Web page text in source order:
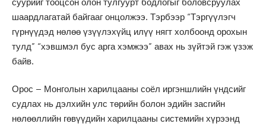
шаардлагатай байгааг онцолжээ. Тэрбээр “Тэргүүлэгч
гүрнүүдэд нөлөө үзүүлэхүйц илүү нягт холбоонд орохын
тулд” “хэвшмэл бус арга хэмжээ” авах нь зүйтэй гэж үзэж
байв.
Орос – Монголын харилцааны соёл иргэншлийн үндсийг
судлах нь дэлхийн улс төрийн болон эдийн засгийн
нөлөөллийн гөвүүдийн харилцааны системийн хүрээнд